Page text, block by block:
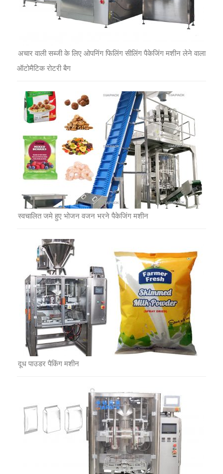
अचार वाली सब्जी के लिए ओपनिंग फिलिंग सीलिंग पैकेजिंग मशीन लेने वाला
ऑटोमैटिक रोटरी बैग
स्वचालित जमे हुए भोजन वजन भरने पैकेजिंग मशीन
दूध पाउडर पैकिंग मशीन